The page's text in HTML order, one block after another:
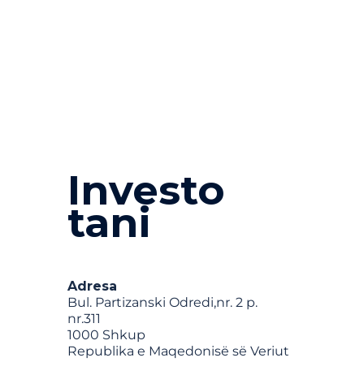
Investo
tani
Adresa
Bul. Partizanski Odredi,nr. 2 p.
nr.311
1000 Shkup
Republika e Maqedonisë së Veriut